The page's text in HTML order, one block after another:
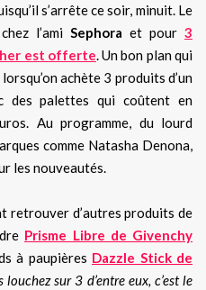
s’arrête ce soir, minuit. Le
l’amiSephora et pour3
est offerte. Un bon plan qui
achète 3 produits d’un
des palettes qui coûtent en
Au programme, du lourd
comme Natasha Denona,
les nouveautés.
retrouver d’autres produits de
Prisme Libre de Givenchy
à paupières Dazzle Stick de
sur 3 d’entre eux, c’est le